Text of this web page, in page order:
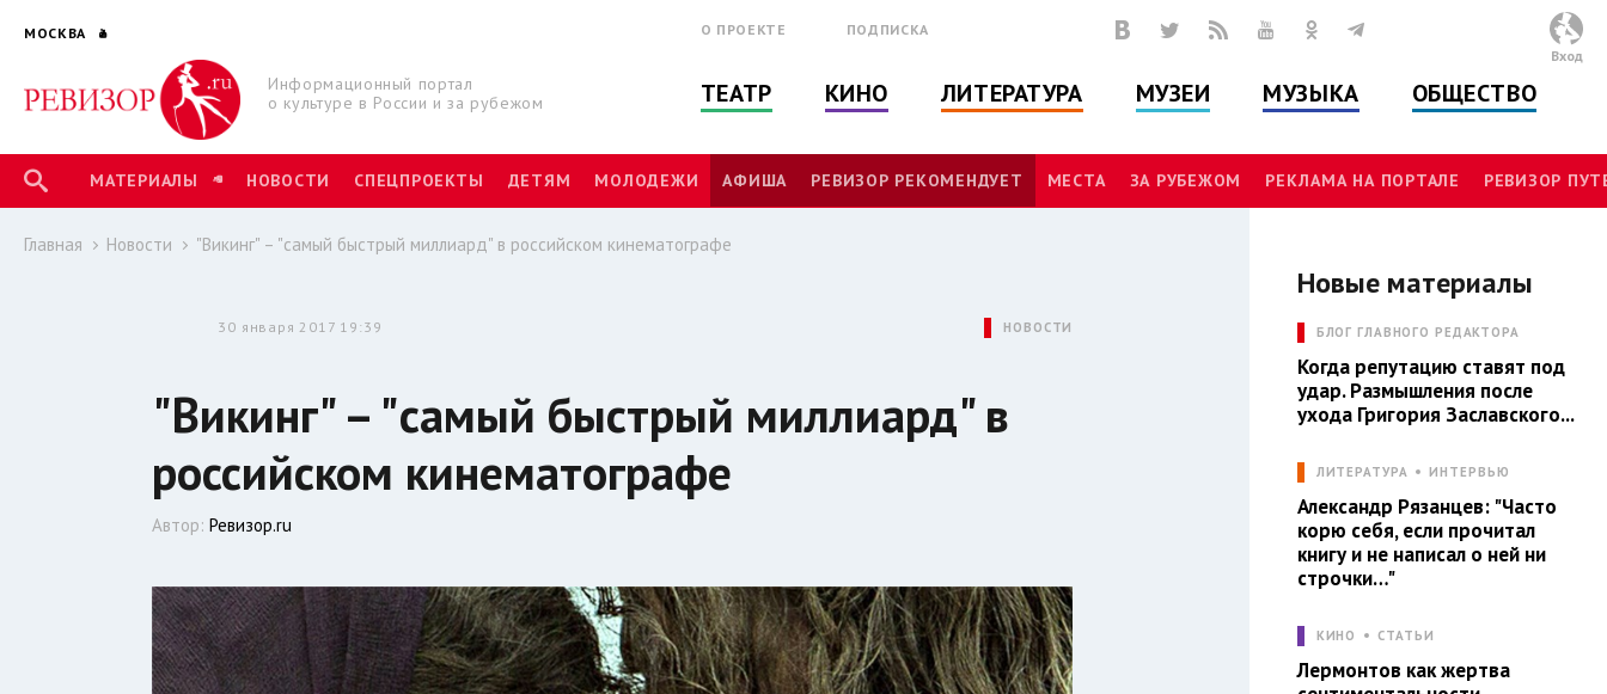
МОСКВА
Информационный портал
о культуре в России и за рубежом
О ПРОЕКТЕ ПОДПИСКА
ТЕАТР КИНО ЛИТЕРАТУРА МУЗЕИ МУЗЫКА ОБЩЕСТВО
Вход
МАТЕРИАЛЫ НОВОСТИ СПЕЦПРОЕКТЫ ДЕТЯМ МОЛОДЕЖИ АФИША РЕВИЗОР РЕКОМЕНДУЕТ МЕСТА ЗА РУБЕЖОМ РЕКЛАМА НА ПОРТАЛЕ РЕВИЗОР
Главная Новости "Викинг" – "самый быстрый миллиард" в российском кинематографе
30 января 2017 19:39 НОВОСТИ
"Викинг" – "самый быстрый миллиард" в
российском кинематографе
Автор:Ревизор.ru
Новые материалы
БЛОГ ГЛАВНОГО РЕДАКТОРА
Когда репутацию ставят под
удар. Размышления после
ухода Григория Заславского...
ЛИТЕРАТУРА ИНТЕРВЬЮ
Александр Рязанцев: "Часто
корю себя, если прочитал
книгу и не написал о ней ни
строчки…"
КИНО СТАТЬИ
Лермонтов как жертва